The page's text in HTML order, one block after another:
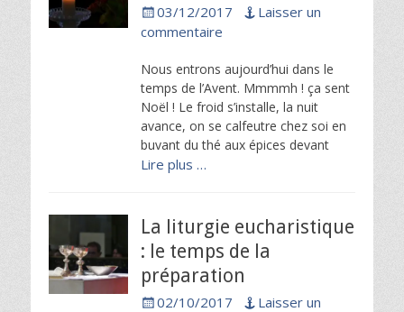
Posted
03/12/2017
Laisser un
commentaire
Nous entrons aujourd’hui dans le
temps de l’Avent. Mmmmh ! ça sent
Noël ! Le froid s’installe, la nuit
avance, on se calfeutre chez soi en
buvant du thé aux épices devant
Lire plus …
La liturgie eucharistique
: le temps de la
préparation
Posted
02/10/2017
Laisser un